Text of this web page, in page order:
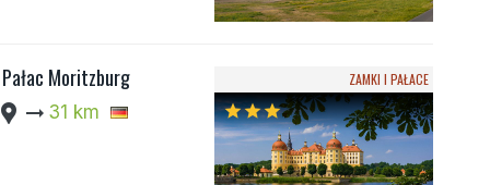
Pałac Moritzburg
location_pin arrow_right_alt 31 km
ZAMKI I PAŁACE
starstarstar